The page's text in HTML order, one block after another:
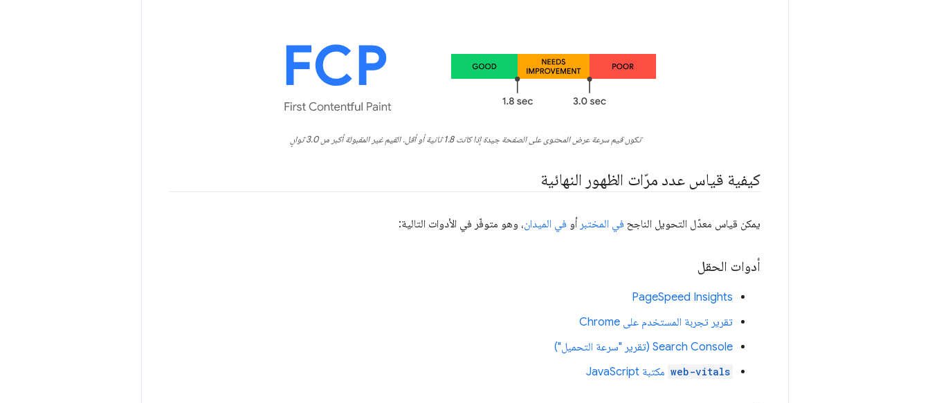
تكون قيم سرعة عرض المحتوى على الصفحة جيدة إذا كانت 1.8 ثانية أو أقل. القيم غير المقبولة أكبر من 3.0 ثوانٍ
كيفية قياس عدد مرّات الظهور النهائية
يمكن قياس معدّل التحويل الناجح في المختبر أو في الميدان، وهو متوفّر في الأدوات التالية:
أدوات الحقل
PageSpeed Insights
تقرير تجربة المستخدم على Chrome
Search Console (تقرير "سرعة التحميل")
web-vitals مكتبة JavaScript